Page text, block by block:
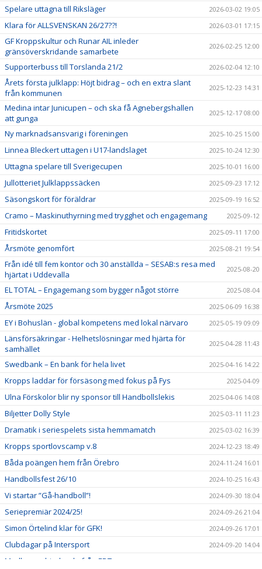
Spelare uttagna till Riksläger 2026-03-02 19:05
Klara för ALLSVENSKAN 26/27??! 2026-03-01 17:15
GF Kroppskultur och Runar AIL inleder
gränsöverskridande samarbete
2026-02-25 12:00
Supporterbuss till Torslanda 21/2 2026-02-04 12:10
Årets första julklapp: Höjt bidrag – och en extra slant
från kommunen
2025-12-23 14:31
Medina intar Junicupen – och ska få Agnebergshallen
att gunga
2025-12-17 08:00
Ny marknadsansvarig i föreningen 2025-10-25 15:00
Linnea Bleckert uttagen i U17-landslaget 2025-10-24 12:30
Uttagna spelare till Sverigecupen 2025-10-01 16:00
Jullotteriet Julklappssäcken 2025-09-23 17:12
Säsongskort för föräldrar 2025-09-19 16:52
Cramo – Maskinuthyrning med trygghet och engagemang 2025-09-12
Fritidskortet 2025-09-11 17:00
Årsmöte genomfört 2025-08-21 19:54
Från idé till fem kontor och 30 anställda – SESAB:s resa med
hjärtat i Uddevalla
2025-08-20
EL TOTAL – Engagemang som bygger något större 2025-08-04
Årsmöte 2025 2025-06-09 16:38
EY i Bohuslän - global kompetens med lokal närvaro 2025-05-19 09:09
Länsförsäkringar - Helhetslösningar med hjärta för
samhället
2025-04-28 11:43
Swedbank – En bank för hela livet 2025-04-16 14:22
Kropps laddar för försäsong med fokus på Fys 2025-04-09
Ulna Förskolor blir ny sponsor till Handbollslekis 2025-04-06 14:08
Biljetter Dolly Style 2025-03-11 11:23
Dramatik i seriespelets sista hemmamatch 2025-03-02 16:39
Kropps sportlovscamp v.8 2024-12-23 18:49
Båda poängen hem från Örebro 2024-11-24 16:01
Handbollsfest 26/10 2024-10-25 16:43
Vi startar ”Gå-handboll”! 2024-09-30 18:04
Seriepremiär 2024/25! 2024-09-26 21:04
Simon Örtelind klar för GFK! 2024-09-26 17:01
Clubdagar på Intersport 2024-09-20 14:04
Medlemserbjudande från EDT